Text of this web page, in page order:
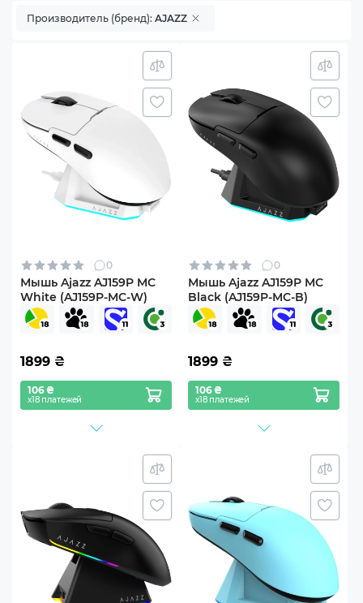
Производитель (бренд): AJAZZ
0
Мышь Ajazz AJ159P MC
White (AJ159P-MC-W)
1899 ₴
106 ₴
х18 платежей
0
Мышь Ajazz AJ159P MC
Black (AJ159P-MC-B)
1899 ₴
106 ₴
х18 платежей